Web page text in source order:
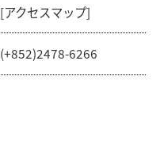
[アクセスマップ]
(+852)2478-6266